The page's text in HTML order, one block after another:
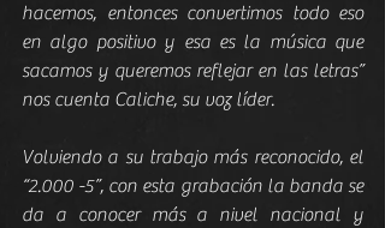
hacemos, entonces convertimos todo eso
en algo positivo y esa es la música que
sacamos y queremos reflejar en las letras”
nos cuenta Caliche, su voz líder.
Volviendo a su trabajo más reconocido, el
“2.000 -5”, con esta grabación la banda se
da a conocer más a nivel nacional y